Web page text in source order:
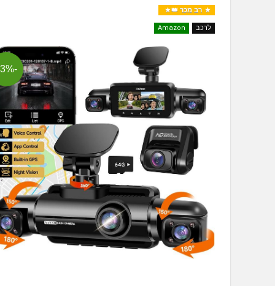
רב מכר 👑
לרכב Amazon
-23%